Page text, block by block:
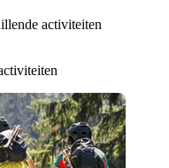
activiteiten